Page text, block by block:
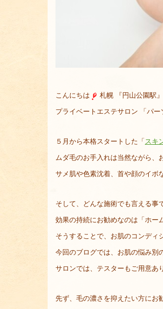
こんにちは 札幌 『円山公園駅
プライベートエステサロン 「パ
５月から本格スタートした「 スキ
ムダ毛のお手入れは当然ながら、
サメ肌や色素沈着、首や顔のイボ
そして、どんな施術でも言える事
効果の持続にお勧めなのは「ホー
そうすることで、お肌のコンディ
今回のブログでは、お肌の悩み別
サロンでは、テスターもご用意あ
先ず、毛の濃さを抑えたい方にお